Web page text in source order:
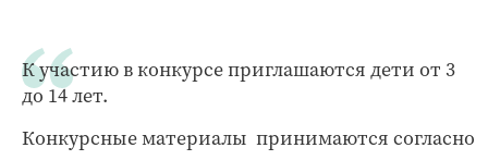
К участию в конкурсе приглашаются дети от 3
до 14 лет.
Конкурсные материалы принимаются согласно